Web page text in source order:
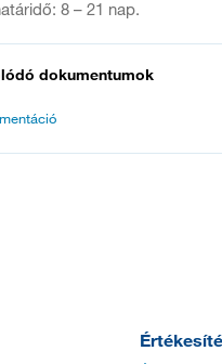
8 – 21 nap.
dokumentumok